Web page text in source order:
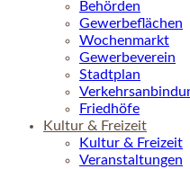
Behörden
Gewerbeflächen
Wochenmarkt
Gewerbeverein
Stadtplan
Friedhöfe
Kultur & Freizeit
Kultur & Freizeit
Veranstaltungen